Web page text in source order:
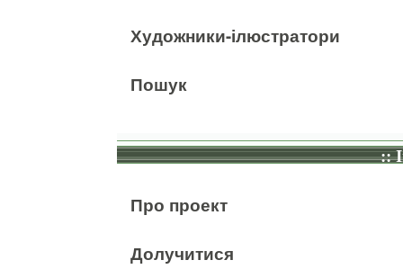
Художники-ілюстратори
Пошук
::
Про проект
Долучитися